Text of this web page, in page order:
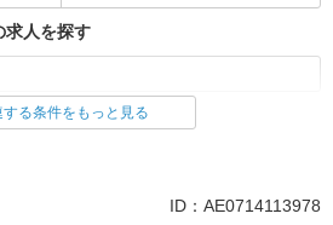
求人を探す
駅の求人を探す
する条件をもっと見る
ID：AE0714113978